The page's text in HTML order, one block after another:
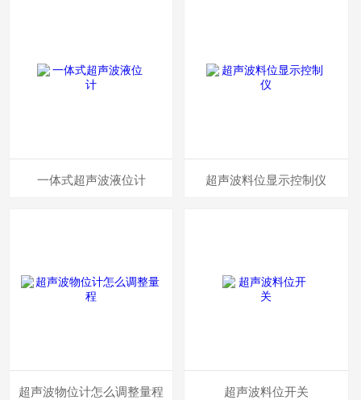
一体式超声波液位计 超声波料位显示控制仪
超声波物位计怎么调整量程 超声波料位开关